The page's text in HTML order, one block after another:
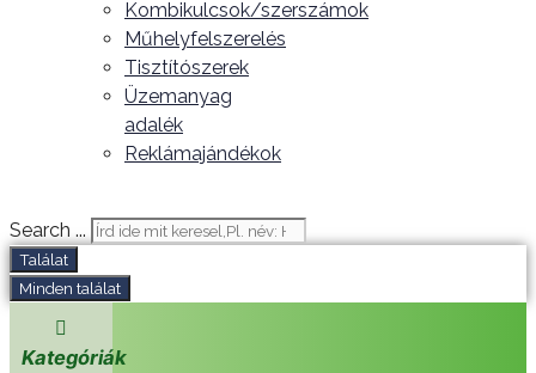
Kombikulcsok/szerszámok
Műhelyfelszerelés
Tisztítószerek
Üzemanyag
adalék
Reklámajándékok
Search ...
Találat
Minden találat
Kategóriák